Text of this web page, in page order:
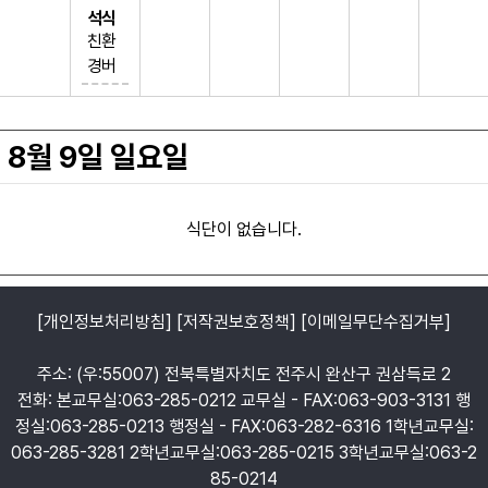
리얼
복숭
아에
자두
섞박
지
(9)
비타
젤리
(10)
얼갈
이무
침
스크
에그
소시
지 (1.
배추
김치
(5.6)
10.12.
16.1
8)
들깨
백불
고기
(5.6.1
(9)
농우
냉식
혜
스피
절미
맛)
(1.2.
치킨
꿔바
로우
2.15.1
배추
김치
(9)
맛아
이스
크림
(1.2)
엿장
구이
(5.6.1
2.13.1
(9)
틴초
&너
츠 (2.
5.6.1
4)
김치
까스
5.6)
김치
감귤
(1.2.
5.6.1
6.18)
김치
슈퍼
베리
김치
림파
2.5.
솎음
무침
지
소다
맛음
료
갈치
구이
배추
(9)
스망
씨쉐
2.13.1
언양
고기
6)
크룽
지 (1.
6)
후랑
크감
림 (2.
배추
(9)
오렌
지주
스 (1
3)
6.16)
매콤
돈육
무조
림 (5.
6.10.1
3)
첩 (1.
10.12.
8)
배추
김치
(9)
현미
밥
버섯
전골
0)
미역
스테
볶음
0.12)
한입
김치
전 (1.
석식
친환
경버
섯카
밥
돼지
고기
6.9.1
0)
찜닭
(2.5.
6.10.1
3.15.1
8월 9일 일요일
식단이 없습니다.
[개인정보처리방침] [저작권보호정책] [이메일무단수집거부]
주소: (우:55007) 전북특별자치도 전주시 완산구 권삼득로 2
전화: 본교무실:063-285-0212 교무실 - FAX:063-903-3131 행
정실:063-285-0213 행정실 - FAX:063-282-6316 1학년교무실:
063-285-3281 2학년교무실:063-285-0215 3학년교무실:063-2
85-0214